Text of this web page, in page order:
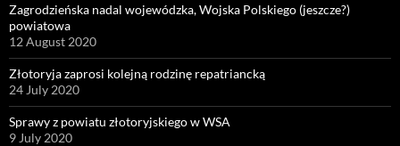
Zagrodzieńska nadal wojewódzka, Wojska Polskiego (jeszcze?)
powiatowa
12 August 2020
Złotoryja zaprosi kolejną rodzinę repatriancką
24 July 2020
Sprawy z powiatu złotoryjskiego w WSA
9 July 2020